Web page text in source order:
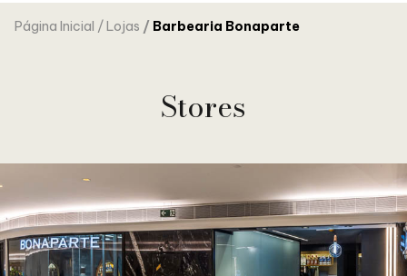
Página Inicial Lojas Barbearia Bonaparte
Stores